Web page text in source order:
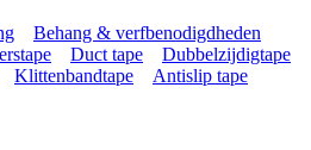
Behang & verfbenodigdheden
Duct tape
Dubbelzijdigtape
Klittenbandtape Antislip tape